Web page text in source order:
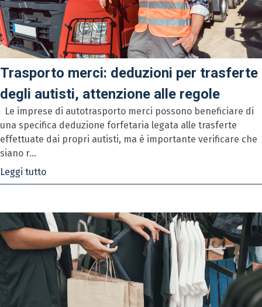
Trasporto merci: deduzioni per trasferte
degli autisti, attenzione alle regole
Le imprese di autotrasporto merci possono beneficiare di
una specifica deduzione forfetaria legata alle trasferte
effettuate dai propri autisti, ma è importante verificare che
siano r...
Leggi tutto